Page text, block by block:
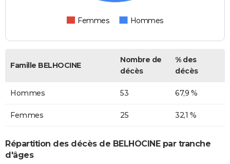
Femmes Hommes
Famille BELHOCINE
Nombre de
décès
% des
décès
Hommes 53 67,9 %
Femmes 25 32,1 %
Répartition des décès de BELHOCINE par tranche
d'âges